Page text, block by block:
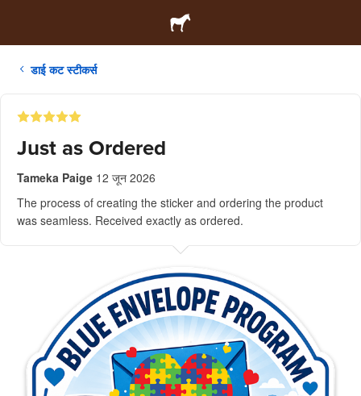
डाई कट स्टीकर्स
Just as Ordered
Tameka Paige 12 जून 2026
The process of creating the sticker and ordering the product
was seamless. Received exactly as ordered.